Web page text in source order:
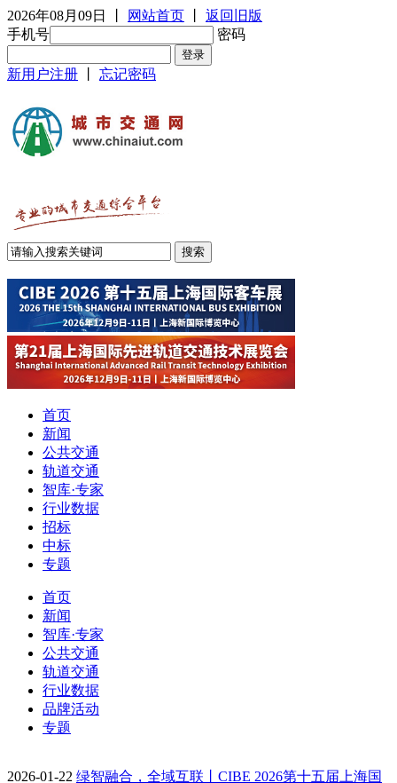
2026年08月09日 网站首页
返回旧版
手机号
密码
新用户注册 忘记密码
首页
新闻
公共交通
轨道交通
智库·专家
行业数据
招标
中标
专题
首页
新闻
智库·专家
公共交通
轨道交通
行业数据
品牌活动
专题
2026-01-22 绿智融合，全域互联丨CIBE 2026第十五届上海国